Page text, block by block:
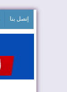
إتصل بنا